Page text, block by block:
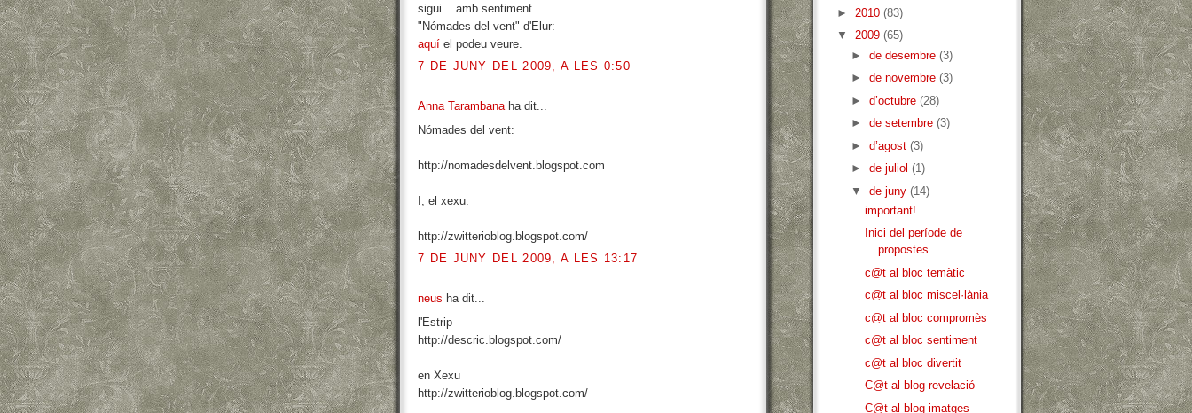
sigui... amb sentiment.
"Nómades del vent" d'Elur:
aquí el podeu veure.
7 DE JUNY DEL 2009, A LES 0:50
Anna Tarambanaha dit...
Nómades del vent:
http://nomadesdelvent.blogspot.com
I, el xexu:
http://zwitterioblog.blogspot.com/
7 DE JUNY DEL 2009, A LES 13:17
neus ha dit...
l'Estrip
http://descric.blogspot.com/
en Xexu
http://zwitterioblog.blogspot.com/
► 2010 (83)
▼ 2009 (65)
► de desembre (3)
► de novembre (3)
► d’octubre (28)
► de setembre (3)
► d’agost (3)
► de juliol (1)
▼ de juny (14)
important!
Inici del període de
propostes
c@t al bloc temàtic
c@t al bloc miscel·lània
c@t al bloc compromès
c@t al bloc sentiment
c@t al bloc divertit
C@t al blog revelació
C@t al blog imatges